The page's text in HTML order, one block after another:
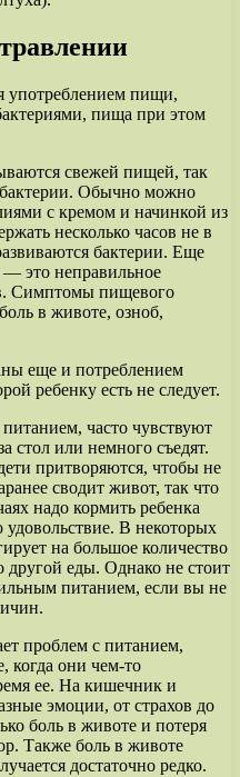
употреблением пищи,
пища при этом
свежей пищей, так
бактерии. Обычно можно
с кремом и начинкой из
несколько часов не в
бактерии. Еще
— это неправильное
Симптомы пищевого
в животе, озноб,
еще и потреблением
ребенку есть не следует.
часто чувствуют
стол или немного съедят.
притворяются, чтобы не
сводит живот, так что
надо кормить ребенка
удовольствие. В некоторых
на большое количество
другой еды. Однако не стоит
питанием, если вы не
проблем с питанием,
когда они чем-то
ее. На кишечник и
эмоции, от страхов до
боль в животе и потеря
Также боль в животе
достаточно редко.